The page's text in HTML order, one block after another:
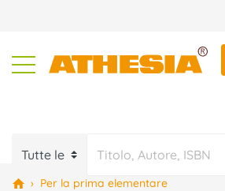
› Per la prima elementare